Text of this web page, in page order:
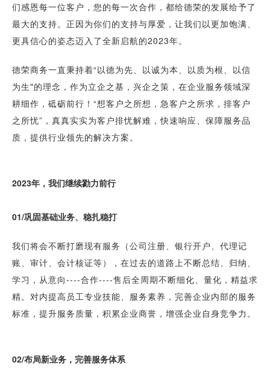
们感恩每一位客户，您的每一次合作，都给德荣的发展给予了
最大的支持。正因为你们的支持与厚爱，让我们以更加饱满、
更具信心的姿态迈入了全新启航的2023年。
德荣商务一直秉持着“以德为先、以诚为本、以质为根、以信
为生"的理念，作为立企之基，兴企之策，在企业服务领域深
耕细作，砥砺前行！“想客户之所想，急客户之所求，排客户
之所忧”，真真实实为客户排忧解难，快速响应、保障服务品
质，提供行业领先的解决方案。
2023年，我们继续勠力前行
01/巩固基础业务、稳扎稳打
我们将会不断打磨现有服务（公司注册、银行开户、代理记
账、审计、会计核证等），在过去的道路上不断总结、归纳、
学习，从意向----合作----售后全周期不断细化、量化，精益求
精。对内提高员工专业技能、服务素养，完善企业内部的服务
标准，提升服务质量，积累企业商誉，增强企业自身竞争力。
02/布局新业务，完善服务体系